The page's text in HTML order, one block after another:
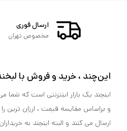
ارسال فوری
مخصوص تهران
این‌چند ، خرید و فروش با
اینچند یک بازار اینترنتی است که شما
و براساس مقایسه قیمت ، ارزان ترین
ارسال می کنند و البته اینچند به